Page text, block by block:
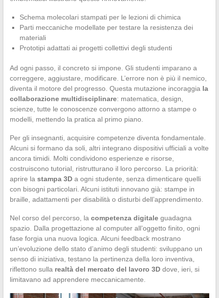
Schema molecolari stampati per le lezioni di chimica
Parti meccaniche modellate per testare la resistenza dei
materiali
Prototipi adattati ai progetti collettivi degli studenti
Ad ogni passo, il concreto si impone. Gli studenti imparano a
correggere, aggiustare, modificare. L’errore non è più il nemico,
diventa il motore del progresso. Questa mutazione incoraggia la
collaborazione multidisciplinare: matematica, design,
scienze, tutte le conoscenze convergono attorno a stampe o
modelli, mettendo la pratica al primo piano.
Per gli insegnanti, acquisire competenze diventa fondamentale.
Alcuni si formano da soli, altri integrano dispositivi ufficiali a volte
ancora timidi. Molti condividono esperienze e risorse,
costruiscono tutorial, ristrutturano il loro percorso. La priorità:
aprire la stampa 3Da ogni studente, senza dimenticare quelli
con bisogni particolari. Alcuni istituti innovano già: stampe in
braille, adattamenti per disabilità o disturbi dell’apprendimento.
Nel corso del percorso, la competenza digitaleguadagna
spazio. Dalla progettazione al computer all’oggetto finito, ogni
fase forgia una nuova logica. Alcuni feedback mostrano
un’evoluzione dello stato d’animo degli studenti: sviluppano un
senso di iniziativa, testano la pertinenza della loro inventiva,
riflettono sulla realtà del mercato del lavoro 3Ddove, ieri, si
limitavano ad apprendere meccanicamente.